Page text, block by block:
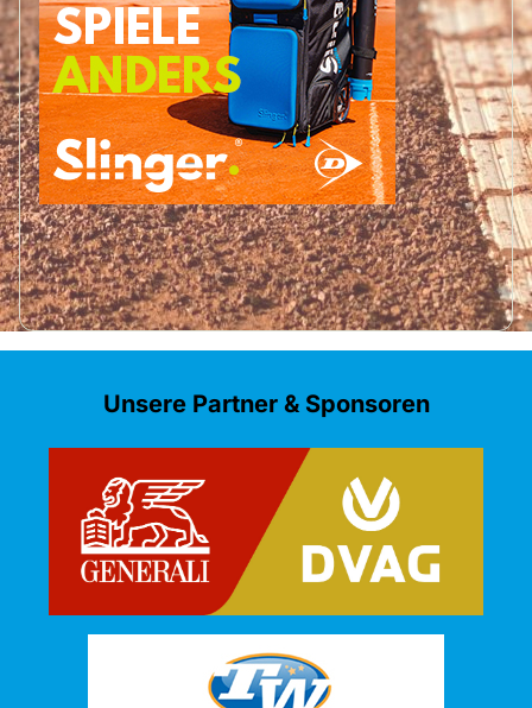
Unsere Partner & Sponsoren